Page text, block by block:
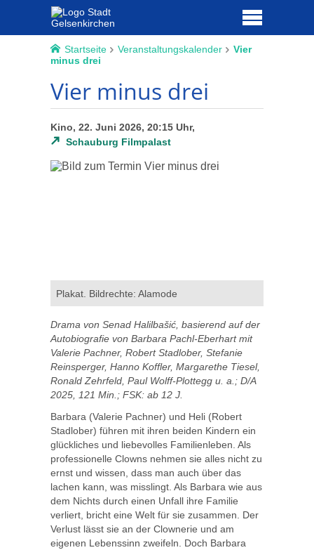
Startseite Veranstaltungskalender
Vier
minus drei
Vier minus drei
Kino, 22. Juni 2026, 20:15 Uhr,
Schauburg Filmpalast
Plakat. Bildrechte: Alamode
Drama von Senad Halilbašić, basierend auf der
Autobiografie von Barbara Pachl-Eberhart mit
Valerie Pachner, Robert Stadlober, Stefanie
Reinsperger, Hanno Koffler, Margarethe Tiesel,
Ronald Zehrfeld, Paul Wolff-Plottegg u. a.; D/A
2025, 121 Min.; FSK: ab 12 J.
Barbara (Valerie Pachner) und Heli (Robert
Stadlober) führen mit ihren beiden Kindern ein
glückliches und liebevolles Familienleben. Als
professionelle Clowns nehmen sie alles nicht zu
ernst und wissen, dass man auch über das
lachen kann, was misslingt. Als Barbara wie aus
dem Nichts durch einen Unfall ihre Familie
verliert, bricht eine Welt für sie zusammen. Der
Verlust lässt sie an der Clownerie und am
eigenen Lebenssinn zweifeln. Doch Barbara